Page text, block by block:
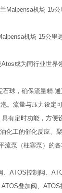
Malpensa机场 15公
机场 15公里
成为同行业世界
球，确保流量精.
。流量与压力设定
有定时功能，方便
工的催化反应、
泵（柱塞泵）的
ATOS控制阀、
叠加阀、